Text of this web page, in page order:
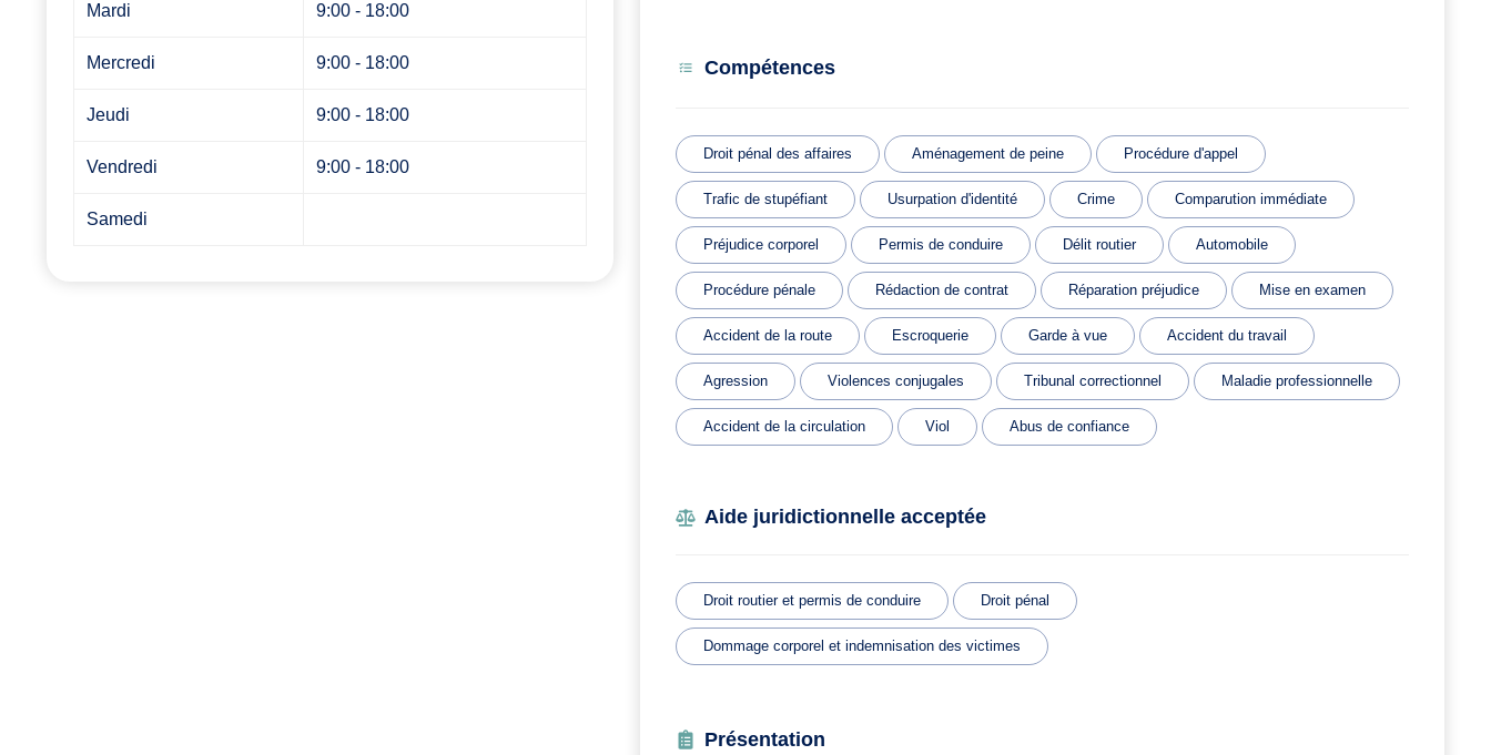
Mardi 9:00 - 18:00
Mercredi 9:00 - 18:00
Jeudi 9:00 - 18:00
Vendredi 9:00 - 18:00
Samedi
Compétences
Droit pénal des affaires Aménagement de peine Procédure d'appel
Trafic de stupéfiant Usurpation d'identité Crime Comparution immédiate
Préjudice corporel Permis de conduire Délit routier Automobile
Procédure pénale Rédaction de contrat Réparation préjudice Mise en examen
Accident de la route Escroquerie Garde à vue Accident du travail
Agression Violences conjugales Tribunal correctionnel Maladie professionnelle
Accident de la circulation Viol Abus de confiance
Aide juridictionnelle acceptée
Droit routier et permis de conduire Droit pénal
Dommage corporel et indemnisation des victimes
Présentation